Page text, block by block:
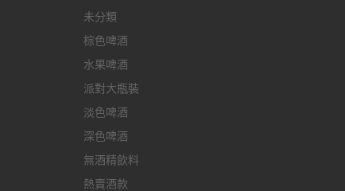
未分類
棕色啤酒
水果啤酒
派對大瓶裝
淡色啤酒
深色啤酒
無酒精飲料
熱賣酒款